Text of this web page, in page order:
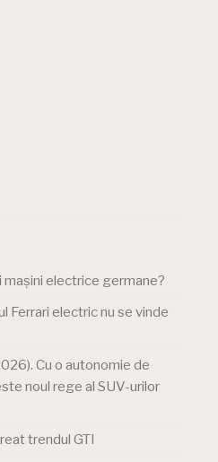
mașini electrice germane?
Ferrari electric nu se vinde
Cu o autonomie de
noul rege al SUV-urilor
trendul GTI